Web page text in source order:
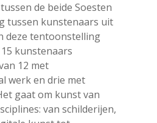
de beide Soesten
tussen kunstenaars uit
deze tentoonstelling
kunstenaars
12 met
werk en drie met
gaat om kunst van
van schilderijen,